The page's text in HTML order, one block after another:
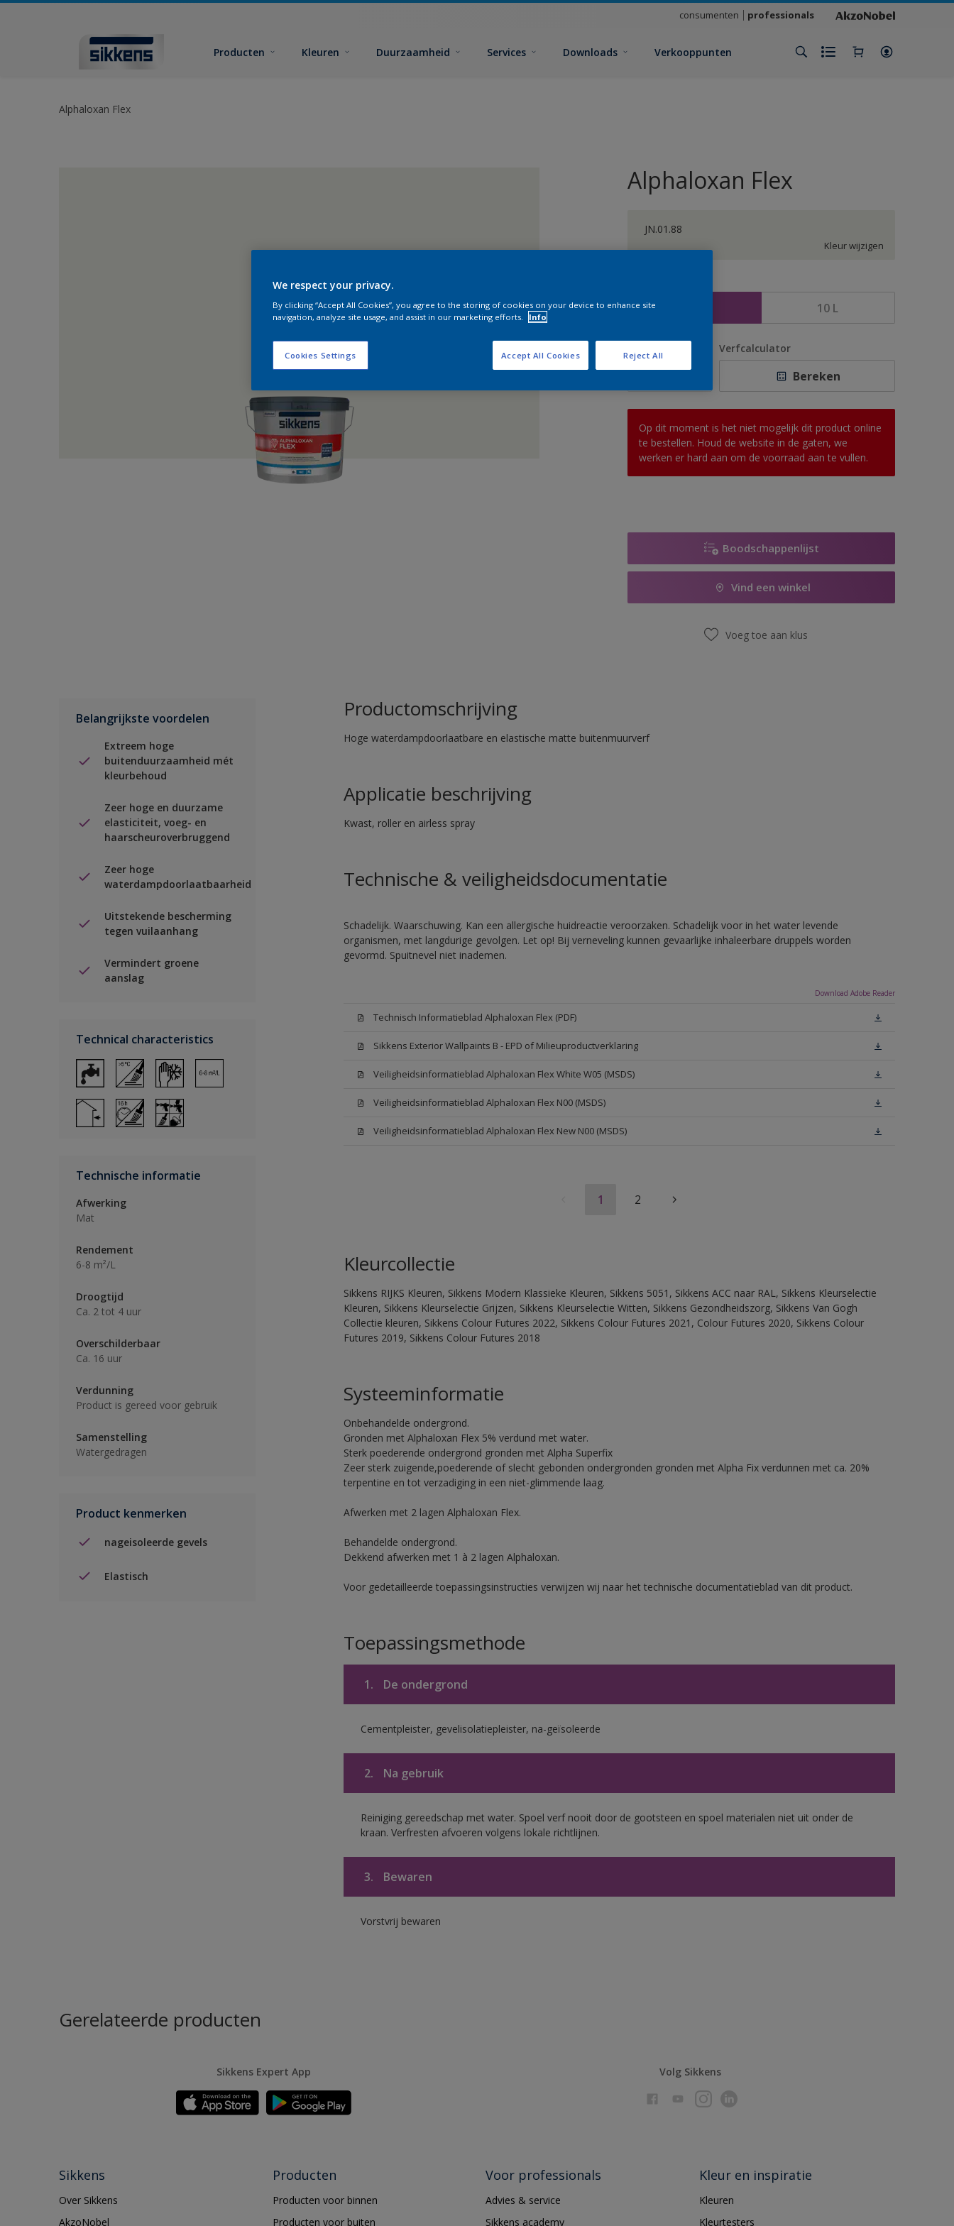
consumenten professionals
Producten Kleuren Duurzaamheid Services Downloads Verkooppunten
Alphaloxan Flex
Alphaloxan Flex
JN.01.88
Kleur wijzigen
10 L
Verfcalculator
Bereken
Op dit moment is het niet mogelijk dit product online
te bestellen. Houd de website in de gaten, we
werken er hard aan om de voorraad aan te vullen.
Boodschappenlijst
Vind een winkel
Voeg toe aan klus
Belangrijkste voordelen
Extreem hoge
buitenduurzaamheid mét
kleurbehoud
Zeer hoge en duurzame
elasticiteit, voeg- en
haarscheuroverbruggend
Zeer hoge
waterdampdoorlaatbaarheid
Uitstekende bescherming
tegen vuilaanhang
Vermindert groene
aanslag
Technical characteristics
Technische informatie
Afwerking
Mat
Rendement
6-8 m²/L
Droogtijd
Ca. 2 tot 4 uur
Overschilderbaar
Ca. 16 uur
Verdunning
Product is gereed voor gebruik
Samenstelling
Watergedragen
Product kenmerken
nageisoleerde gevels
Elastisch
Productomschrijving
Hoge waterdampdoorlaatbare en elastische matte buitenmuurverf
Applicatie beschrijving
Kwast, roller en airless spray
Technische & veiligheidsdocumentatie
Schadelijk. Waarschuwing. Kan een allergische huidreactie veroorzaken. Schadelijk voor in het water levende
organismen, met langdurige gevolgen. Let op! Bij verneveling kunnen gevaarlijke inhaleerbare druppels worden
gevormd. Spuitnevel niet inademen.
Download Adobe Reader
Technisch Informatieblad Alphaloxan Flex (PDF)
Sikkens Exterior Wallpaints B - EPD of Milieuproductverklaring
Veiligheidsinformatieblad Alphaloxan Flex White W05 (MSDS)
Veiligheidsinformatieblad Alphaloxan Flex N00 (MSDS)
Veiligheidsinformatieblad Alphaloxan Flex New N00 (MSDS)
1 2
Kleurcollectie
Sikkens RIJKS Kleuren, Sikkens Modern Klassieke Kleuren, Sikkens 5051, Sikkens ACC naar RAL, Sikkens Kleurselectie
Kleuren, Sikkens Kleurselectie Grijzen, Sikkens Kleurselectie Witten, Sikkens Gezondheidszorg, Sikkens Van Gogh
Collectie kleuren, Sikkens Colour Futures 2022, Sikkens Colour Futures 2021, Colour Futures 2020, Sikkens Colour
Futures 2019, Sikkens Colour Futures 2018
Systeeminformatie
Onbehandelde ondergrond.
Gronden met Alphaloxan Flex 5% verdund met water.
Sterk poederende ondergrond gronden met Alpha Superfix
Zeer sterk zuigende,poederende of slecht gebonden ondergronden gronden met Alpha Fix verdunnen met ca. 20%
terpentine en tot verzadiging in een niet-glimmende laag.
Afwerken met 2 lagen Alphaloxan Flex.
Behandelde ondergrond.
Dekkend afwerken met 1 à 2 lagen Alphaloxan.
Voor gedetailleerde toepassingsinstructies verwijzen wij naar het technische documentatieblad van dit product.
Toepassingsmethode
1. De ondergrond
Cementpleister, gevelisolatiepleister, na-geïsoleerde
2. Na gebruik
Reiniging gereedschap met water. Spoel verf nooit door de gootsteen en spoel materialen niet uit onder de
kraan. Verfresten afvoeren volgens lokale richtlijnen.
3. Bewaren
Vorstvrij bewaren
Gerelateerde producten
Sikkens Expert App Volg Sikkens
Sikkens
Over Sikkens
AkzoNobel
Producten
Producten voor binnen
Producten voor buiten
Voor professionals
Advies & service
Sikkens academy
Kleur en inspiratie
Kleuren
Kleurtesters
We respect your privacy.
By clicking “Accept All Cookies”, you agree to the storing of cookies on your device to enhance site
navigation, analyze site usage, and assist in our marketing efforts.
Info
Cookies Settings Reject All
Accept All Cookies